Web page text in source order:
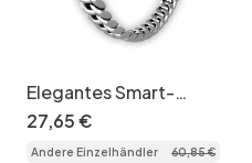
Elegantes Smart-
Armband mit
Aktivitätstracker –
Herzfrequenz- und
27,65€
Andere Einzelhändler 60,85€